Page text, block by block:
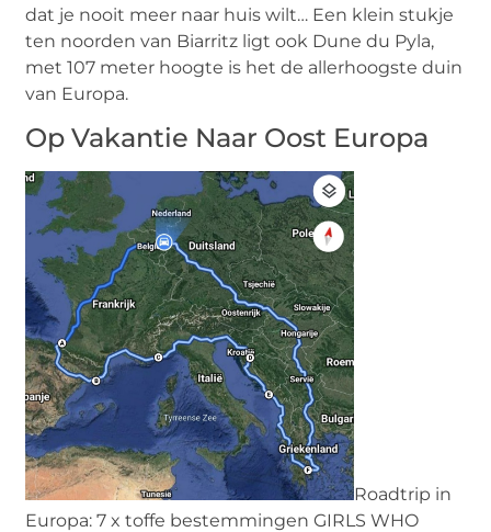
dat je nooit meer naar huis wilt… Een klein stukje
ten noorden van Biarritz ligt ook Dune du Pyla,
met 107 meter hoogte is het de allerhoogste duin
van Europa.
Op Vakantie Naar Oost Europa
Roadtrip in
Europa: 7 x toffe bestemmingen GIRLS WHO